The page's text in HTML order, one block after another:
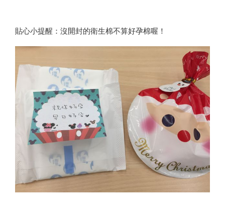
貼心小提醒：沒開封的衛生棉不算好孕棉喔！